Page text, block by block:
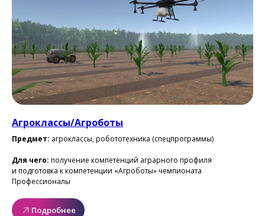
Агроклассы/Агроботы
Предмет: агроклассы, робототехника (спецпрограммы)
Для чего: получение компетенций аграрного профиля
и подготовка к компетенции «Агроботы» чемпионата
Профессионалы
Подробнее